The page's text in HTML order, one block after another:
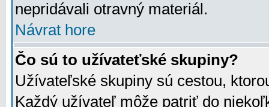
nepridávali otravný materiál.
Návrat hore
Čo sú to užívateťské skupiny?
Užívateľské skupiny sú cestou,
Každý užívateľ môže patriť do